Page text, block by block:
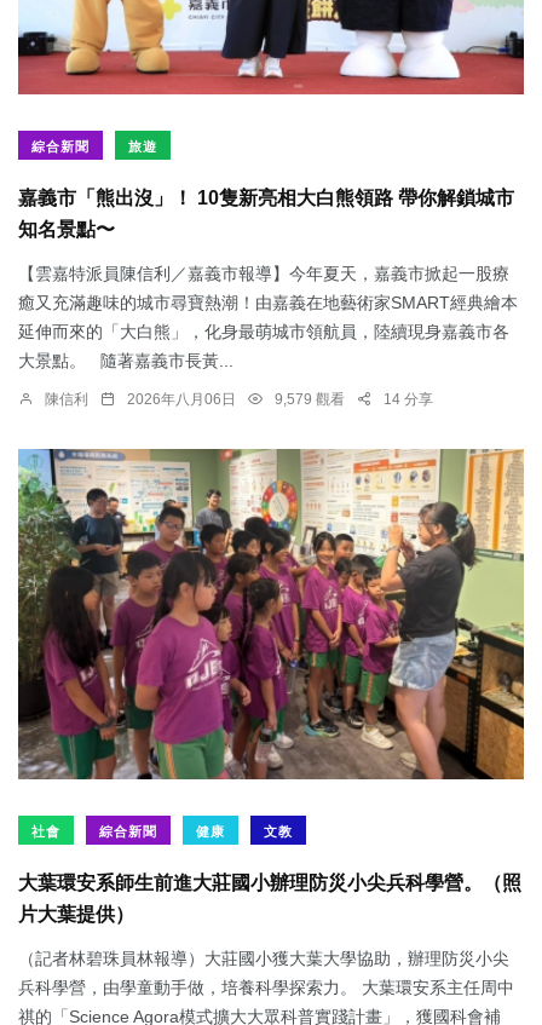
綜合新聞 旅遊
嘉義市「熊出沒」！ 10隻新亮相大白熊領路 帶你解鎖城市
知名景點〜
【雲嘉特派員陳信利／嘉義市報導】今年夏天，嘉義市掀起一股療
癒又充滿趣味的城市尋寶熱潮！由嘉義在地藝術家SMART經典繪本
延伸而來的「大白熊」，化身最萌城市領航員，陸續現身嘉義市各
大景點。 隨著嘉義市長黃...
陳信利 2026年八月06日 9,579 觀看 14 分享
社會 綜合新聞 健康 文教
大葉環安系師生前進大莊國小辦理防災小尖兵科學營。（照
片大葉提供）
（記者林碧珠員林報導）大莊國小獲大葉大學協助，辦理防災小尖
兵科學營，由學童動手做，培養科學探索力。 大葉環安系主任周中
祺的「Science Agora模式擴大大眾科普實踐計畫」，獲國科會補